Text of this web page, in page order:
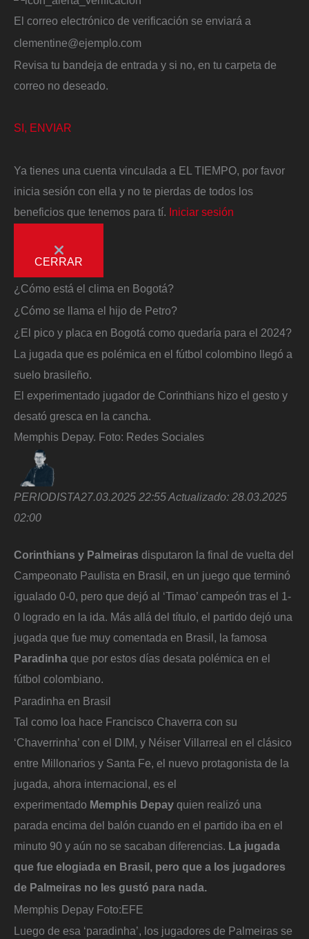
El correo electrónico de verificación se enviará a
clementine@ejemplo.com
Revisa tu bandeja de entrada y si no, en tu carpeta de
correo no deseado.
SI, ENVIAR
Ya tienes una cuenta vinculada a EL TIEMPO, por favor
inicia sesión con ella y no te pierdas de todos los
beneficios que tenemos para tí. Iniciar sesión
CERRAR
¿Cómo está el clima en Bogotá?
¿Cómo se llama el hijo de Petro?
¿El pico y placa en Bogotá como quedaría para el 2024?
La jugada que es polémica en el fútbol colombino llegó a
suelo brasileño.
El experimentado jugador de Corinthians hizo el gesto y
desató gresca en la cancha.
Memphis Depay. Foto: Redes Sociales
PERIODISTA27.03.2025 22:55Actualizado: 28.03.2025
02:00
Corinthians y Palmeiras disputaron la final de vuelta del
Campeonato Paulista en Brasil, en un juego que terminó
igualado 0-0, pero que dejó al ‘Timao’ campeón tras el 1-
0 logrado en la ida. Más allá del título, el partido dejó una
jugada que fue muy comentada en Brasil, la famosa
Paradinha que por estos días desata polémica en el
fútbol colombiano.
Paradinha en Brasil
Tal como loa hace Francisco Chaverra con su
‘Chaverrinha’ con el DIM, y Néiser Villarreal en el clásico
entre Millonarios y Santa Fe, el nuevo protagonista de la
jugada, ahora internacional, es el
experimentado Memphis Depay quien realizó una
parada encima del balón cuando en el partido iba en el
minuto 90 y aún no se sacaban diferencias. La jugada
que fue elogiada en Brasil, pero que a los jugadores
de Palmeiras no les gustó para nada.
Memphis Depay Foto:EFE
Luego de esa ‘paradinha’, los jugadores de Palmeiras se